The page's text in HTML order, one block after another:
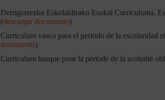
Derrigorrezko Eskolaldirako Euskal Curriculuma.
(descargar documento)
Curriculum vasco para el periodo de la escolaridad
documento)
Curriculum basque pour la période de la scolarité